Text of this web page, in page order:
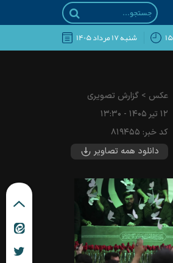
شنبه ۱۷ مرداد ۱۴۰۵
عکس > گزارش تصویری
۱۲ تير ۱۴۰۵ - ۱۳:۳۰
کد خبر: ۸۱۹۴۵۵
دانلود همه تصاویر